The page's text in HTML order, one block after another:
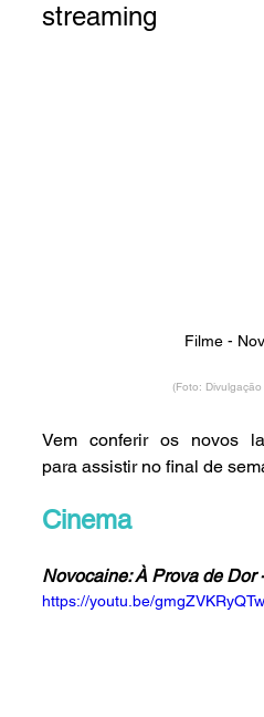
streaming
Filme -
(Foto:
Vem conferir os novos
para assistir no final de
Cinema
Novocaine: À Prova de Dor
https://youtu.be/